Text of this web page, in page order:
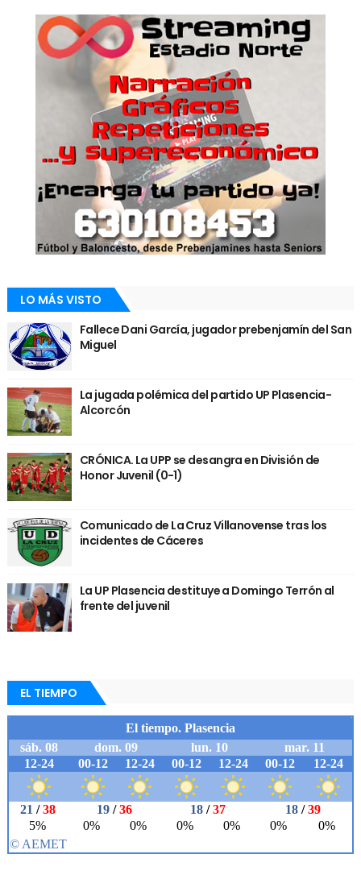
LO MÁS VISTO
Fallece Dani García, jugador prebenjamín del San
Miguel
La jugada polémica del partido UP Plasencia-
Alcorcón
CRÓNICA. La UPP se desangra en División de
Honor Juvenil (0-1)
Comunicado de La Cruz Villanovense tras los
incidentes de Cáceres
La UP Plasencia destituye a Domingo Terrón al
frente del juvenil
EL TIEMPO